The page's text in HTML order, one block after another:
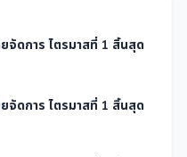
จัดการ ไตรมาสที่ 1 สิ้นสุด
จัดการ ไตรมาสที่ 1 สิ้นสุด